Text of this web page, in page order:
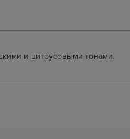
и цитрусовыми тонами.